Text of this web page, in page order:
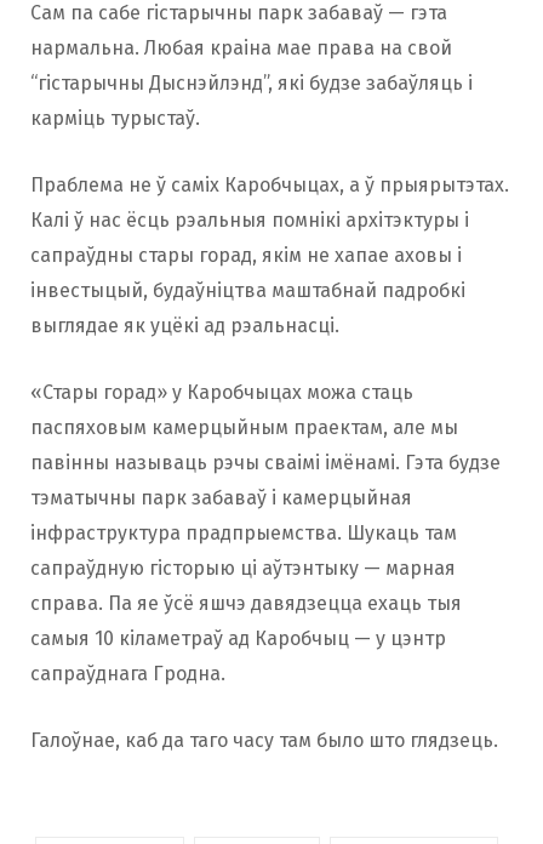
Сам па сабе гістарычны парк забаваў — гэта
нармальна. Любая краіна мае права на свой
“гістарычны Дыснэйлэнд”, які будзе забаўляць і
карміць турыстаў.
Праблема не ў саміх Каробчыцах, а ў прыярытэтах.
Калі ў нас ёсць рэальныя помнікі архітэктуры і
сапраўдны стары горад, якім не хапае аховы і
інвестыцый, будаўніцтва маштабнай падробкі
выглядае як уцёкі ад рэальнасці.
«Стары горад» у Каробчыцах можа стаць
паспяховым камерцыйным праектам, але мы
павінны называць рэчы сваімі імёнамі. Гэта будзе
тэматычны парк забаваў і камерцыйная
інфраструктура прадпрыемства. Шукаць там
сапраўдную гісторыю ці аўтэнтыку — марная
справа. Па яе ўсё яшчэ давядзецца ехаць тыя
самыя 10 кіламетраў ад Каробчыц — у цэнтр
сапраўднага Гродна.
Галоўнае, каб да таго часу там было што глядзець.